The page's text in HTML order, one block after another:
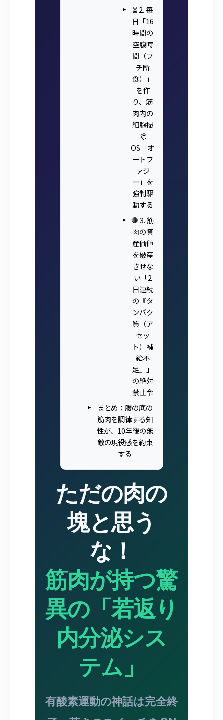
⏳ 2. 毎
日「16
時間の
空腹時
間（プ
チ断
食）」
を作
り、筋
肉内の
細胞掃
除
OS「オ
ートフ
ァジ
ー」を
強制駆
動する
🛑 3. 筋
肉の資
産価値
を破産
させな
い「2
日連続
の『タ
ンパク
質（ア
セッ
ト）補
給不
足』」
の絶対
禁止令
まとめ：腹の底の
筋肉を調律する知
性が、10年後の無
敵の現役感を約束
する
ただの肉の
塊と思う
な！
筋肉が持つ驚
異の「若返り
内分泌シス
テム」
有酸素運動の神話は完全終